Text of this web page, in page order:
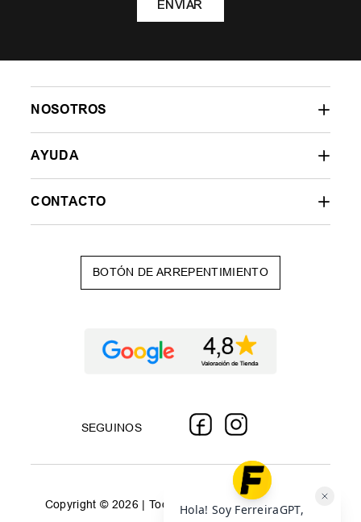
ENVIAR
NOSOTROS
AYUDA
CONTACTO
BOTÓN DE ARREPENTIMIENTO
SEGUINOS
Copyright © 2026 | Todos los derechos reservados